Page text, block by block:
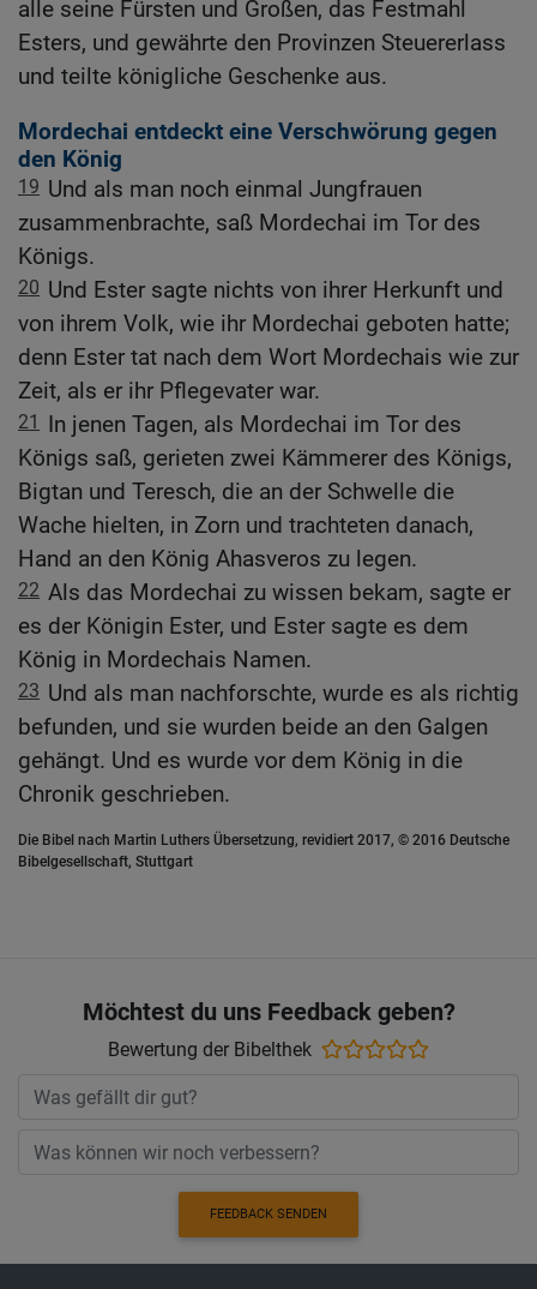
alle seine Fürsten und Großen, das Festmahl
Esters, und gewährte den Provinzen Steuererlass
und teilte königliche Geschenke aus.
Mordechai entdeckt eine Verschwörung gegen
den König
19 Und als man noch einmal Jungfrauen
zusammenbrachte, saß Mordechai im Tor des
Königs.
20 Und Ester sagte nichts von ihrer Herkunft und
von ihrem Volk, wie ihr Mordechai geboten hatte;
denn Ester tat nach dem Wort Mordechais wie zur
Zeit, als er ihr Pflegevater war.
21 In jenen Tagen, als Mordechai im Tor des
Königs saß, gerieten zwei Kämmerer des Königs,
Bigtan und Teresch, die an der Schwelle die
Wache hielten, in Zorn und trachteten danach,
Hand an den König Ahasveros zu legen.
22 Als das Mordechai zu wissen bekam, sagte er
es der Königin Ester, und Ester sagte es dem
König in Mordechais Namen.
23 Und als man nachforschte, wurde es als richtig
befunden, und sie wurden beide an den Galgen
gehängt. Und es wurde vor dem König in die
Chronik geschrieben.
Die Bibel nach Martin Luthers Übersetzung, revidiert 2017, © 2016 Deutsche
Bibelgesellschaft, Stuttgart
Möchtest du uns Feedback geben?
Bewertung der Bibelthek
FEEDBACK SENDEN